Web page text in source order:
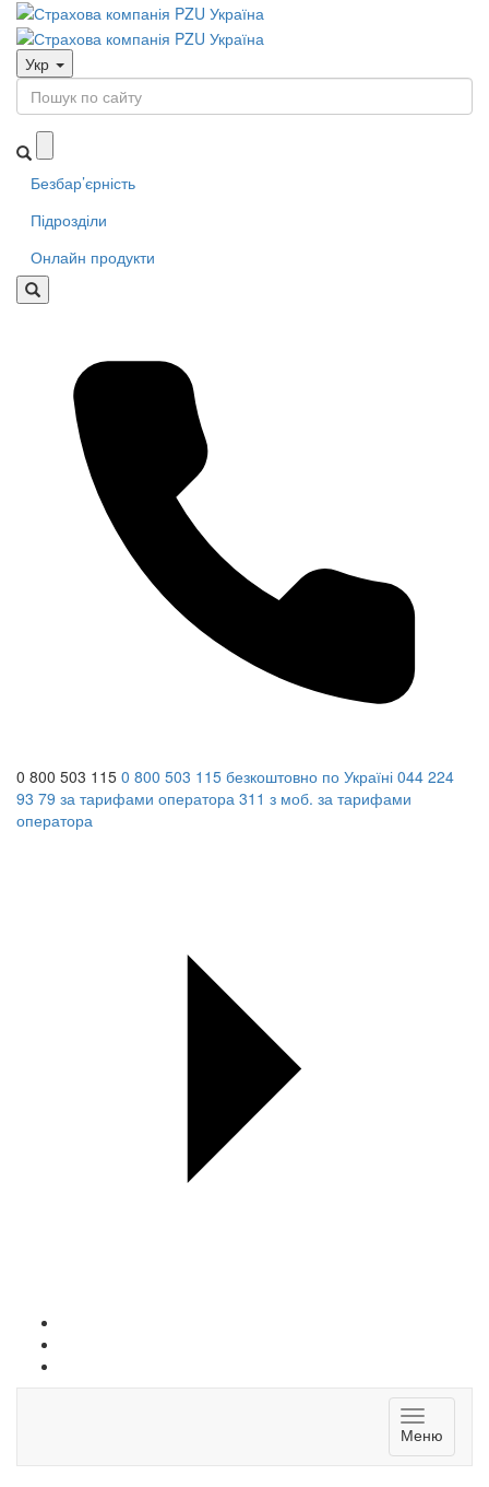
Укр
Безбар’єрність
Підрозділи
Онлайн продукти
0 800 503 115 0 800 503 115 безкоштовно по Україні 044 224
93 79 за тарифами оператора 311 з моб. за тарифами
оператора
Toggle
Меню